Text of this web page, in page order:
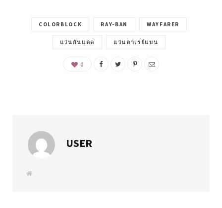
COLORBLOCK RAY-BAN WAYFARER
แว่นกันแดด แว่นตาเรย์แบน
0
USER
W